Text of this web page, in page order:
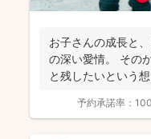
お子さんの成長と
の深い愛情。 その
と残したいという
予約承諾率：